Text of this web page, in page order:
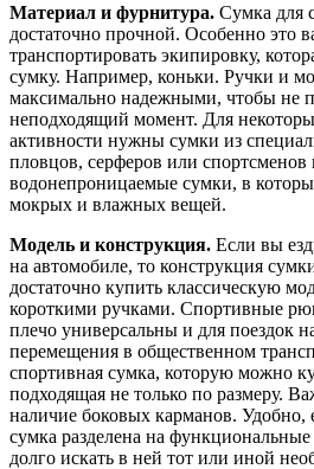
Материал и фурнитура. Сумка для
достаточно прочной. Особенно это
транспортировать экипировку,
сумку. Например, коньки. Ручки и
максимально надежными, чтобы не
неподходящий момент. Для
активности нужны сумки из
пловцов, серферов или спортсменов
водонепроницаемые сумки, в
мокрых и влажных вещей.
Модель и конструкция. Если вы
на автомобиле, то конструкция
достаточно купить классическую
короткими ручками. Спортивные
плечо универсальны и для поездок
перемещения в общественном
спортивная сумка, которую можно
подходящая не только по размеру.
наличие боковых карманов. Удобно,
сумка разделена на
долго искать в ней тот или иной